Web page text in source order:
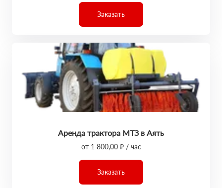
Заказать
Аренда трактора МТЗ в Аять
от 1 800,00 ₽ / час
Заказать